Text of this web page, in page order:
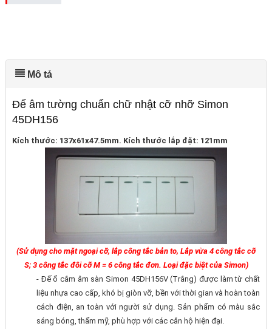
Mô tả
Đế âm tường chuẩn chữ nhật cỡ nhỡ Simon
45DH156
Kích thước: 137x61x47.5mm. Kích thước lắp đặt: 121mm
(Sử dụng cho mặt ngoại cỡ, lắp công tắc bản to, Lắp vừa 4 công tắc cỡ
S; 3 công tắc đôi cỡ M = 6 công tắc đơn. Loại đặc biệt của Simon)
- Đế ổ cắm âm sàn Simon 45DH156V (Trắng) được làm từ chất
liệu nhựa cao cấp, khó bị giòn vỡ, bền với thời gian và hoàn toàn
cách điện, an toàn với người sử dụng. Sản phẩm có màu sắc
sáng bóng, thẩm mỹ, phù hợp với các căn hộ hiện đại.